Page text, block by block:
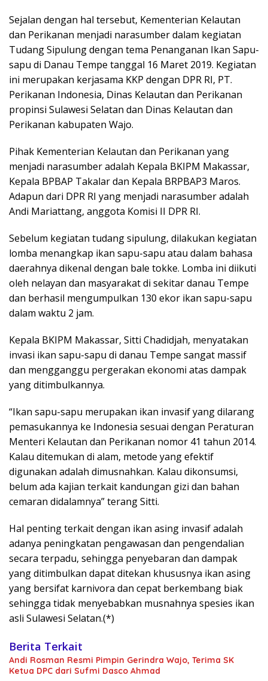
Sejalan dengan hal tersebut, Kementerian Kelautan
dan Perikanan menjadi narasumber dalam kegiatan
Tudang Sipulung dengan tema Penanganan Ikan Sapu-
sapu di Danau Tempe tanggal 16 Maret 2019. Kegiatan
ini merupakan kerjasama KKP dengan DPR RI, PT.
Perikanan Indonesia, Dinas Kelautan dan Perikanan
propinsi Sulawesi Selatan dan Dinas Kelautan dan
Perikanan kabupaten Wajo.
Pihak Kementerian Kelautan dan Perikanan yang
menjadi narasumber adalah Kepala BKIPM Makassar,
Kepala BPBAP Takalar dan Kepala BRPBAP3 Maros.
Adapun dari DPR RI yang menjadi narasumber adalah
Andi Mariattang, anggota Komisi II DPR RI.
Sebelum kegiatan tudang sipulung, dilakukan kegiatan
lomba menangkap ikan sapu-sapu atau dalam bahasa
daerahnya dikenal dengan bale tokke. Lomba ini diikuti
oleh nelayan dan masyarakat di sekitar danau Tempe
dan berhasil mengumpulkan 130 ekor ikan sapu-sapu
dalam waktu 2 jam.
Kepala BKIPM Makassar, Sitti Chadidjah, menyatakan
invasi ikan sapu-sapu di danau Tempe sangat massif
dan mengganggu pergerakan ekonomi atas dampak
yang ditimbulkannya.
“Ikan sapu-sapu merupakan ikan invasif yang dilarang
pemasukannya ke Indonesia sesuai dengan Peraturan
Menteri Kelautan dan Perikanan nomor 41 tahun 2014.
Kalau ditemukan di alam, metode yang efektif
digunakan adalah dimusnahkan. Kalau dikonsumsi,
belum ada kajian terkait kandungan gizi dan bahan
cemaran didalamnya” terang Sitti.
Hal penting terkait dengan ikan asing invasif adalah
adanya peningkatan pengawasan dan pengendalian
secara terpadu, sehingga penyebaran dan dampak
yang ditimbulkan dapat ditekan khususnya ikan asing
yang bersifat karnivora dan cepat berkembang biak
sehingga tidak menyebabkan musnahnya spesies ikan
asli Sulawesi Selatan.(*)
Berita Terkait
Andi Rosman Resmi Pimpin Gerindra Wajo, Terima SK
Ketua DPC dari Sufmi Dasco Ahmad